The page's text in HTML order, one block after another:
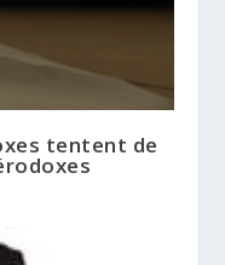
tentent de